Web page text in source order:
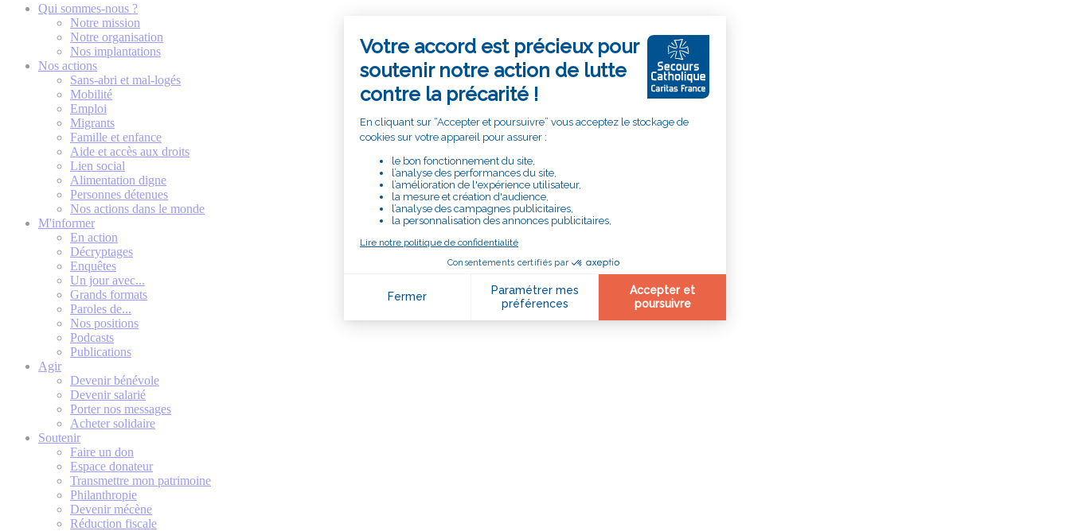
Qui sommes-nous ?
Notre mission
Notre organisation
Nos implantations
Nos actions
Sans-abri et mal-logés
Mobilité
Emploi
Migrants
Famille et enfance
Aide et accès aux droits
Lien social
Alimentation digne
Personnes détenues
Nos actions dans le monde
M'informer
En action
Décryptages
Enquêtes
Un jour avec...
Grands formats
Paroles de...
Nos positions
Podcasts
Publications
Agir
Devenir bénévole
Devenir salarié
Porter nos messages
Acheter solidaire
Soutenir
Faire un don
Espace donateur
Transmettre mon patrimoine
Philanthropie
Devenir mécène
Réduction fiscale